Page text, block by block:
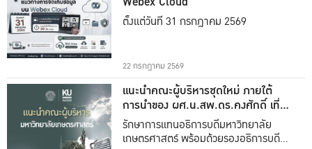
ตั้งแต่วันที่ 31 กรกฎาคม 2569
22 กรกฎาคม 2569
แนะนำคณะผู้บริหารชุดใหม่ ภายใต้
การนำของ ผศ.น.สพ.ดร.คงศักดิ์ เที่ยง
ธรรม
รักษาการแทนอธิการบดีมหาวิทยาลัย
เกษตรศาสตร์ พร้อมด้วยรองอธิการบดีทั้ง